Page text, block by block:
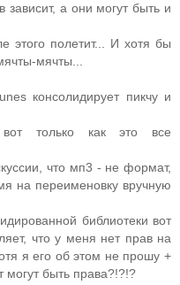
зависит, а они могут быть и
этого полетит... И хотя бы
мячты...
консолидирует пикчу и
только как это все
что мп3 - не формат,
на переименовку вручную
библиотеки вот
что у меня нет прав на
я его об этом не прошу +
могут быть права?!?!?